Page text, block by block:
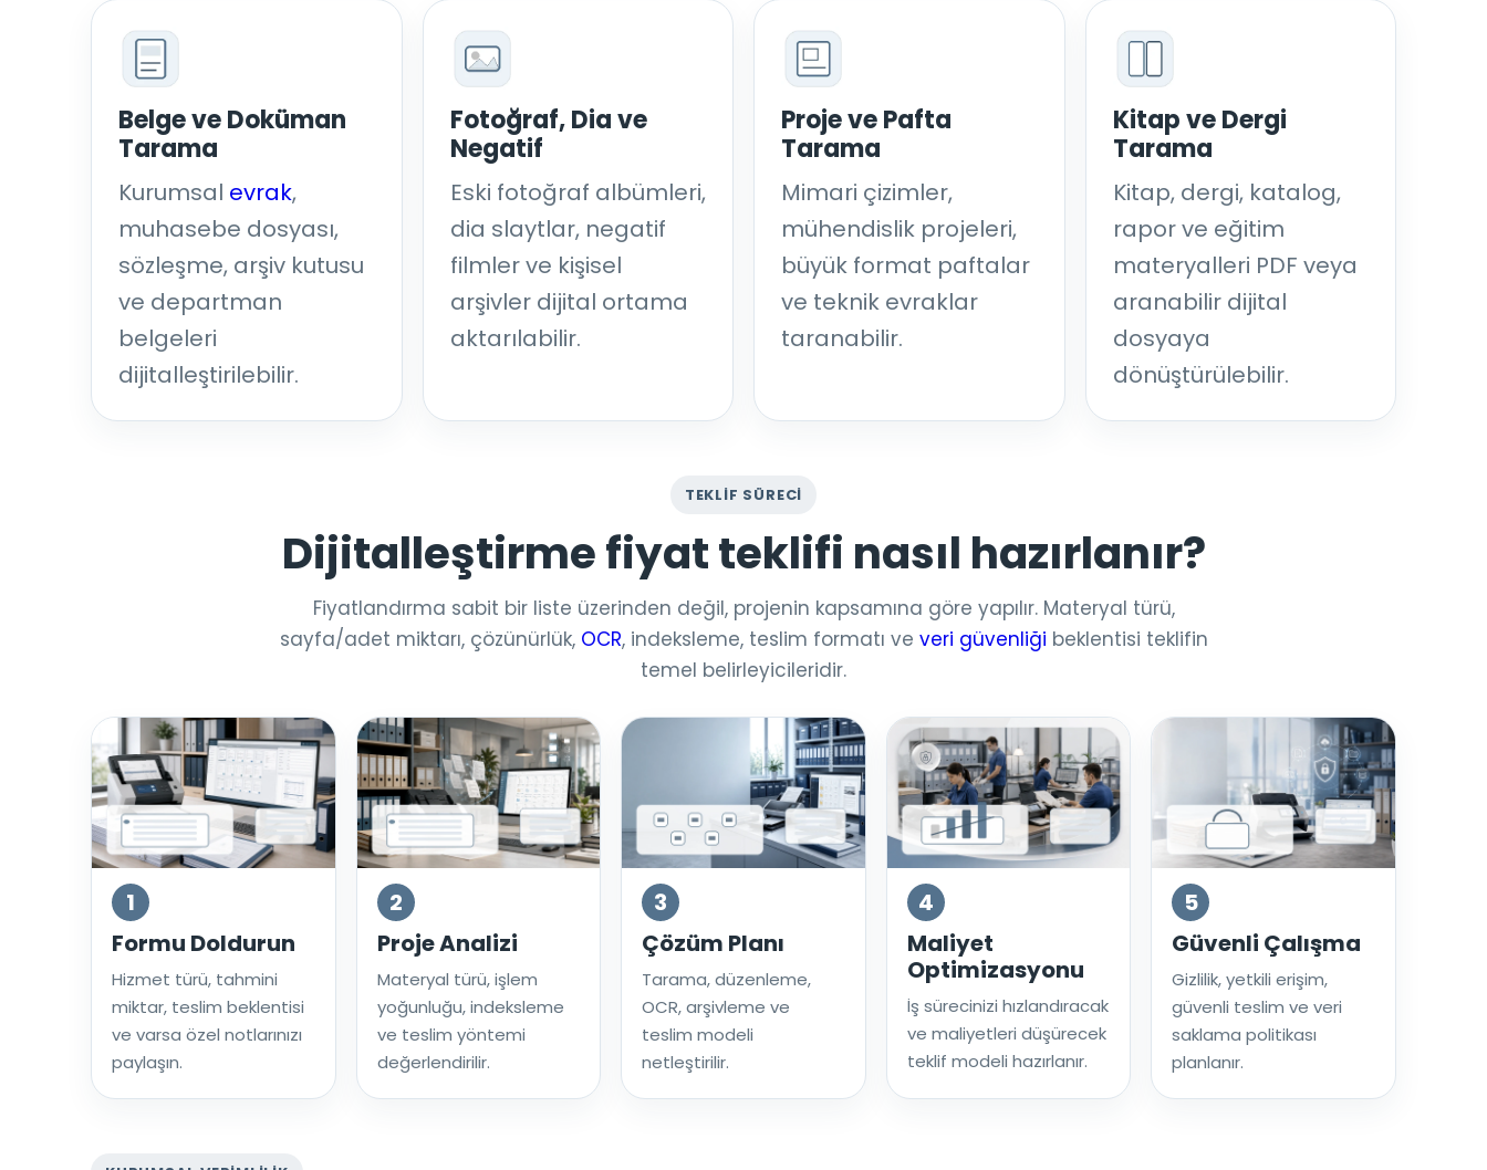
Belge ve Doküman
Tarama
Kurumsal evrak,
muhasebe dosyası,
sözleşme, arşiv kutusu
ve departman
belgeleri
dijitalleştirilebilir.
Fotoğraf, Dia ve
Negatif
Eski fotoğraf albümleri,
dia slaytlar, negatif
filmler ve kişisel
arşivler dijital ortama
aktarılabilir.
Proje ve Pafta
Tarama
Mimari çizimler,
mühendislik projeleri,
büyük format paftalar
ve teknik evraklar
taranabilir.
Kitap ve Dergi
Tarama
Kitap, dergi, katalog,
rapor ve eğitim
materyalleri PDF veya
aranabilir dijital
dosyaya
dönüştürülebilir.
TEKLIF SÜRECI
Dijitalleştirme fiyat teklifi nasıl hazırlanır?
Fiyatlandırma sabit bir liste üzerinden değil, projenin kapsamına göre yapılır. Materyal türü,
sayfa/adet miktarı, çözünürlük, OCR, indeksleme, teslim formatı ve veri güvenliği beklentisi teklifin
temel belirleyicileridir.
1
Formu Doldurun
Hizmet türü, tahmini
miktar, teslim beklentisi
ve varsa özel notlarınızı
paylaşın.
2
Proje Analizi
Materyal türü, işlem
yoğunluğu, indeksleme
ve teslim yöntemi
değerlendirilir.
3
Çözüm Planı
Tarama, düzenleme,
OCR, arşivleme ve
teslim modeli
netleştirilir.
4
Maliyet
Optimizasyonu
İş sürecinizi hızlandıracak
ve maliyetleri düşürecek
teklif modeli hazırlanır.
5
Güvenli Çalışma
Gizlilik, yetkili erişim,
güvenli teslim ve veri
saklama politikası
planlanır.